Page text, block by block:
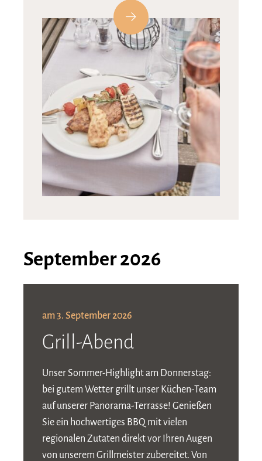
September 2026
am 3. September 2026
Grill-Abend
Unser Sommer-Highlight am Donnerstag:
bei gutem Wetter grillt unser Küchen-Team
auf unserer Panorama-Terrasse! Genießen
Sie ein hochwertiges BBQ mit vielen
regionalen Zutaten direkt vor Ihren Augen
von unserem Grillmeister zubereitet. Von